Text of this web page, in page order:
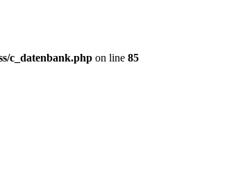
c_datenbank.php on line 85